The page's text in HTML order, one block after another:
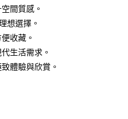
條碼／台灣大直營門市／銀行轉
繳費。
」（以下簡稱本公司）所提供，讓
服務，並由商店將買賣／分期付款
公司帳單繳交帳款。
契約關係目的，商店將以您的個人
間質感。
想選擇。
收藏。
生活需求。
體驗與欣賞。